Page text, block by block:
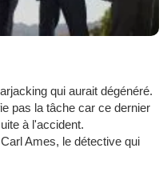
qui aurait dégénéré.
pas la tâche car ce dernier
à l'accident.
Ames, le détective qui